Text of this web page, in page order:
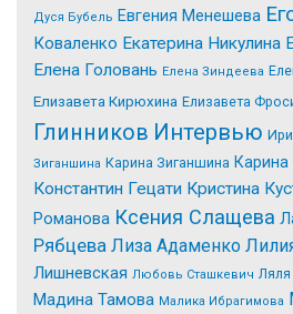
Дуся Бубель Евгения Менешева
Коваленко Екатерина Никулина
Елена Головань Елена Зиндеева
Елизавета Кирюхина Елизавета
Глинников Интервью
Зиганшина Карина Зиганшина
Константин Гецати Кристина
Романова Ксения Слащева
Рябцева Лиза Адаменко
Лишневская Любовь Сташкевич
Мадина Тамова Малика Ибрагимова